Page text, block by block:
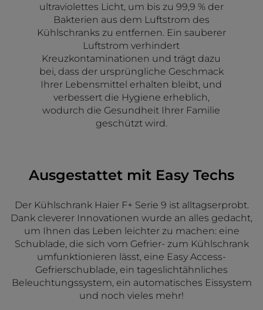
ultraviolettes Licht, um bis zu 99,9 % der
Bakterien aus dem Luftstrom des
Kühlschranks zu entfernen. Ein sauberer
Luftstrom verhindert
Kreuzkontaminationen und trägt dazu
bei, dass der ursprüngliche Geschmack
Ihrer Lebensmittel erhalten bleibt, und
verbessert die Hygiene erheblich,
wodurch die Gesundheit Ihrer Familie
geschützt wird.
Ausgestattet mit Easy Techs
Der Kühlschrank Haier F+ Serie 9 ist alltagserprobt.
Dank cleverer Innovationen wurde an alles gedacht,
um Ihnen das Leben leichter zu machen: eine
Schublade, die sich vom Gefrier- zum Kühlschrank
umfunktionieren lässt, eine Easy Access-
Gefrierschublade, ein tageslichtähnliches
Beleuchtungssystem, ein automatisches Eissystem
und noch vieles mehr!